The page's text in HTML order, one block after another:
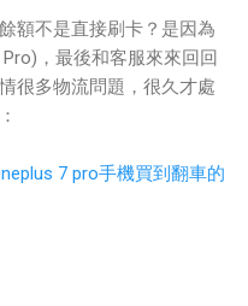
額不是直接刷卡？是因為
，最後和客服來來回回
很多物流問題，很久才處
7 pro手機買到翻車的